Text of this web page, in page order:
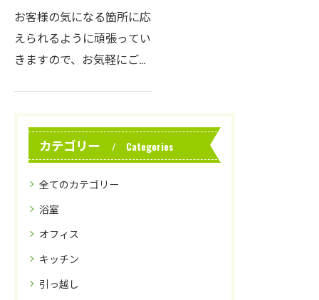
お客様の気になる箇所に応
えられるように頑張ってい
きますので、お気軽にご相
ます。
カテゴリー Categories
全てのカテゴリー
浴室
オフィス
キッチン
引っ越し